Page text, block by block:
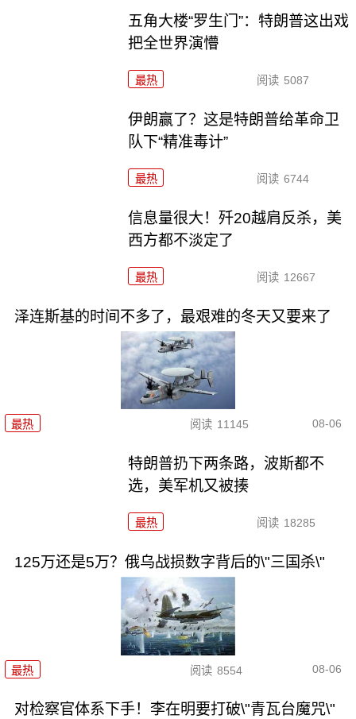
五角大楼“罗生门”：特朗普这出戏
把全世界演懵
最热 阅读 5087
伊朗赢了？这是特朗普给革命卫
队下“精准毒计”
最热 阅读 6744
信息量很大！歼20越肩反杀，美
西方都不淡定了
最热 阅读 12667
泽连斯基的时间不多了，最艰难的冬天又要来了
最热 阅读 11145 08-06
特朗普扔下两条路，波斯都不
选，美军机又被揍
最热 阅读 18285
125万还是5万？俄乌战损数字背后的\"三国杀\"
最热 阅读 8554 08-06
对检察官体系下手！李在明要打破\"青瓦台魔咒\"